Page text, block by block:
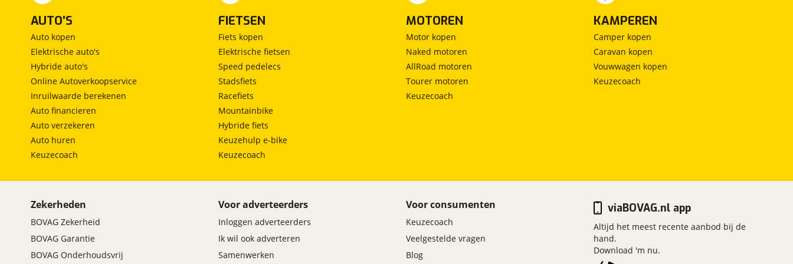
AUTO'S
Auto kopen
Elektrische auto's
Hybride auto's
Online Autoverkoopservice
Inruilwaarde berekenen
Auto financieren
Auto verzekeren
Auto huren
Keuzecoach
FIETSEN
Fiets kopen
Elektrische fietsen
Speed pedelecs
Stadsfiets
Racefiets
Mountainbike
Hybride fiets
Keuzehulp e-bike
Keuzecoach
MOTOREN
Motor kopen
Naked motoren
AllRoad motoren
Tourer motoren
Keuzecoach
KAMPEREN
Camper kopen
Caravan kopen
Vouwwagen kopen
Keuzecoach
Zekerheden
BOVAG Zekerheid
BOVAG Garantie
BOVAG Onderhoudsvrij
Voor adverteerders
Inloggen adverteerders
Ik wil ook adverteren
Samenwerken
Voor consumenten
Keuzecoach
Veelgestelde vragen
Blog
viaBOVAG.nl app
Altijd het meest recente aanbod bij de
hand.
Download 'm nu.